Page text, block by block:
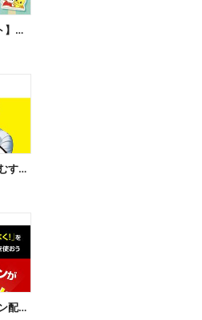
【サンリオ×メーカーマスコット】オリジナルグッズ貰える!
【おトク】大谷選手ファミマおむすび割
【おトク】お店で使えるクーポン配信中